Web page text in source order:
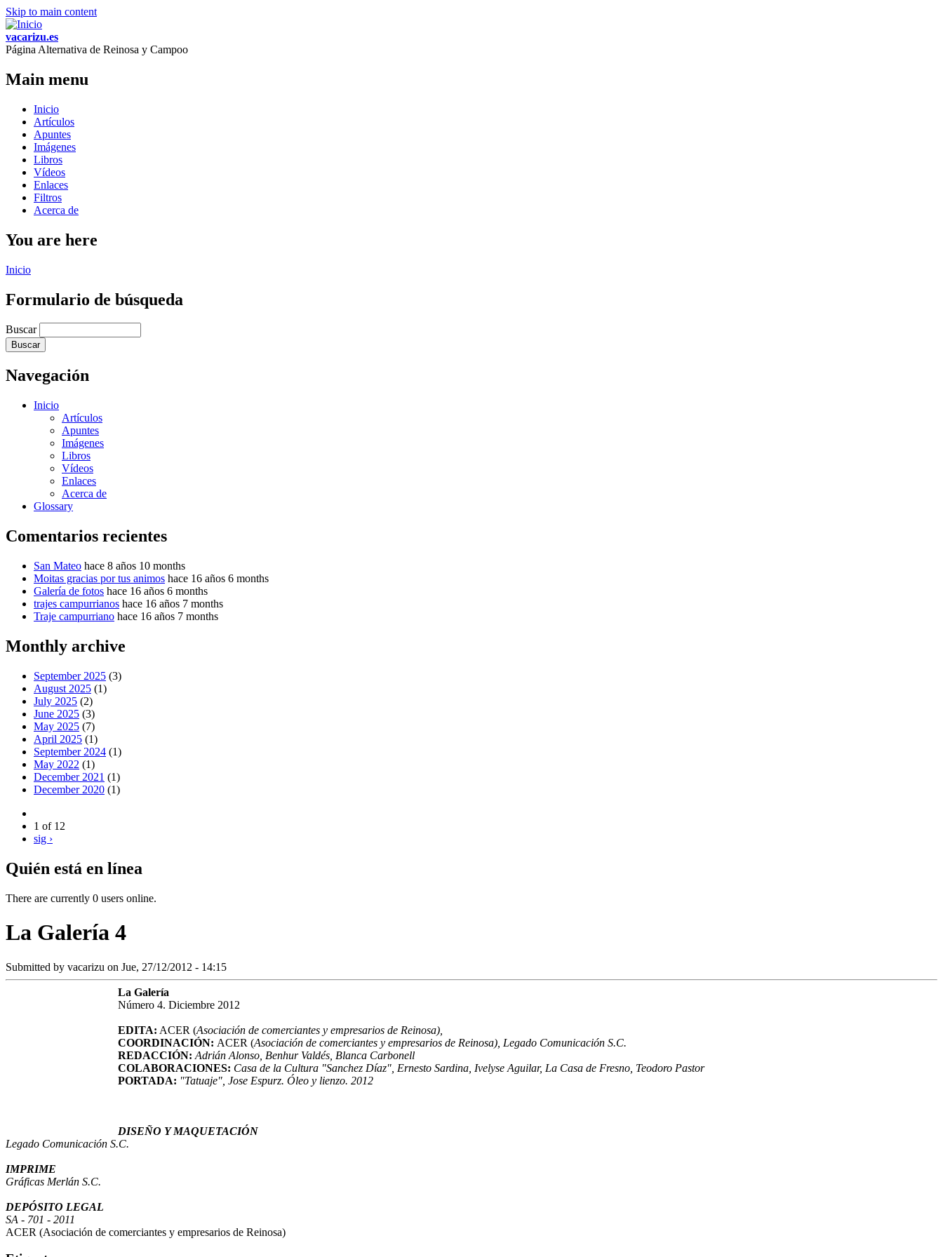
Skip to main content
vacarizu.es
Página Alternativa de Reinosa y Campoo
Main menu
Inicio
Artículos
Apuntes
Imágenes
Libros
Vídeos
Enlaces
Filtros
Acerca de
You are here
Inicio
Formulario de búsqueda
Buscar
Navegación
Inicio
Artículos
Apuntes
Imágenes
Libros
Vídeos
Enlaces
Acerca de
Glossary
Comentarios recientes
San Mateo hace 8 años 10 months
Moitas gracias por tus animos hace 16 años 6 months
Galería de fotos hace 16 años 6 months
trajes campurrianos hace 16 años 7 months
Traje campurriano hace 16 años 7 months
Monthly archive
September 2025 (3)
August 2025 (1)
July 2025 (2)
June 2025 (3)
May 2025 (7)
April 2025 (1)
September 2024 (1)
May 2022 (1)
December 2021 (1)
December 2020 (1)
1 of 12
sig ›
Quién está en línea
There are currently 0 users online.
La Galería 4
Submitted by vacarizu on Jue, 27/12/2012 - 14:15
La Galería
Número 4. Diciembre 2012
EDITA: ACER (Asociación de comerciantes y empresarios de Reinosa),
COORDINACIÓN: ACER (Asociación de comerciantes y empresarios de Reinosa), Legado Comunicación S.C.
REDACCIÓN: Adrián Alonso, Benhur Valdés, Blanca Carbonell
COLABORACIONES: Casa de la Cultura "Sanchez Díaz", Ernesto Sardina, Ivelyse Aguilar, La Casa de Fresno, Teodoro Pastor
PORTADA: "Tatuaje", Jose Espurz. Óleo y lienzo. 2012
DISEÑO Y MAQUETACIÓN
Legado Comunicación S.C.
IMPRIME
Gráficas Merlán S.C.
DEPÓSITO LEGAL
SA - 701 - 2011
ACER (Asociación de comerciantes y empresarios de Reinosa)